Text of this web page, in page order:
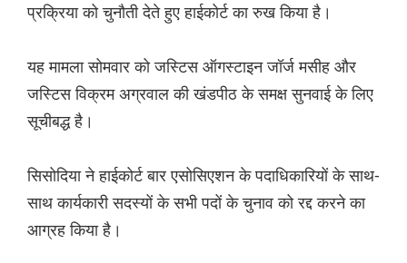
प्रक्रिया को चुनौती देते हुए हाईकोर्ट का रुख किया है।
यह मामला सोमवार को जस्टिस ऑगस्टाइन जॉर्ज मसीह और
जस्टिस विक्रम अग्रवाल की खंडपीठ के समक्ष सुनवाई के लिए
सूचीबद्ध है।
सिसोदिया ने हाईकोर्ट बार एसोसिएशन के पदाधिकारियों के साथ-
साथ कार्यकारी सदस्यों के सभी पदों के चुनाव को रद्द करने का
आग्रह किया है।